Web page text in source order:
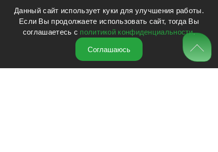
Данный сайт использует куки для улучшения работы.
Если Вы продолжаете использовать сайт, тогда Вы
соглашаетесь с политикой конфиденциальности.
Соглашаюсь